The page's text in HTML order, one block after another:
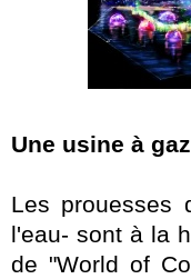
Une usine à
Les prouesses
l'eau- sont à la
de "World of